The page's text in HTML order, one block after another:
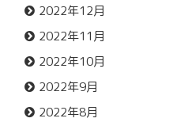
2022年12月
2022年11月
2022年10月
2022年9月
2022年8月